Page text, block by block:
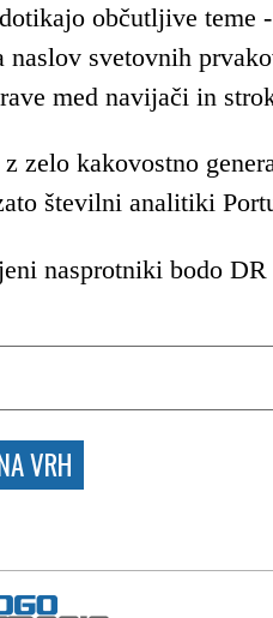
občutljive
svetovnih
med navijači in
kakovostno
številni analitiki
nasprotniki bodo
VRH